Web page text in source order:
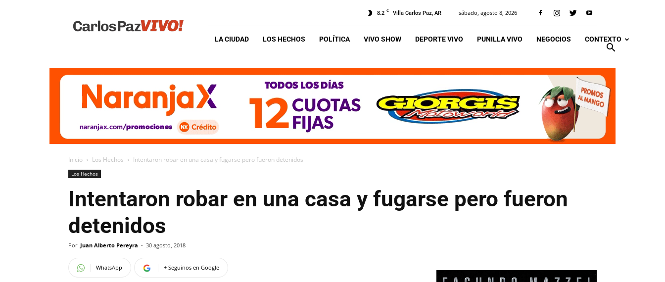
Vivo
8.2 C Villa Carlos Paz, AR sábado, agosto 8, 2026
LA CIUDAD LOS HECHOS POLÍTICA VIVO SHOW DEPORTE VIVO PUNILLA VIVO NEGOCIOS CONTEXTO
Inicio Los Hechos Intentaron robar en una casa y fugarse pero fueron detenidos
Los Hechos
Intentaron robar en una casa y fugarse pero fueron
detenidos
Por Juan Alberto Pereyra - 30 agosto, 2018
WhatsApp + Seguinos en Google